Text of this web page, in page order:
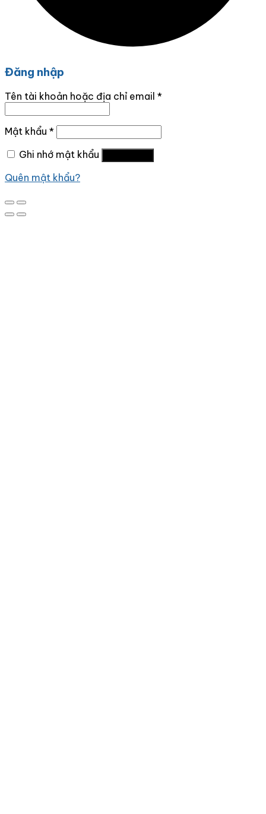
Đăng nhập
Tên tài khoản hoặc địa chỉ email *
Mật khẩu *
Ghi nhớ mật khẩu
Quên mật khẩu?